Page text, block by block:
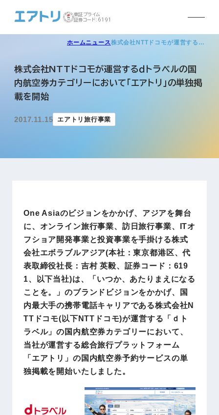
東証プライム
証券コード:6191
ホームニュース株式会社NTTドコモが運営する…
株式会社NTTドコモが運営するｄトラベルの国
内航空券カテゴリーにおいて「エアトリ」の単独掲
載を開始
2017.11.15 エアトリ旅行事業
One Asiaのビジョンをかかげ、アジアを舞台
に、オンライン旅行事業、訪日旅行事業、ITオ
フショア開発事業と投資事業を手掛ける株式
会社エボラブルアジア(本社：東京都港区、代
表取締役社長：吉村 英毅、証券コード：619
1、以下当社)は、「いつか、あたりまえになる
ことを。」のブランドビジョンをかかげ、国
内最大手の携帯電話キャリアである株式会社N
TTドコモ(以下NTTドコモ)が運営する「ｄト
ラベル」の国内航空券カテゴリーにおいて、
当社が運営する総合旅行プラットフォーム
「エアトリ」の国内航空券予約サービスの単
独掲載を開始いたしました。